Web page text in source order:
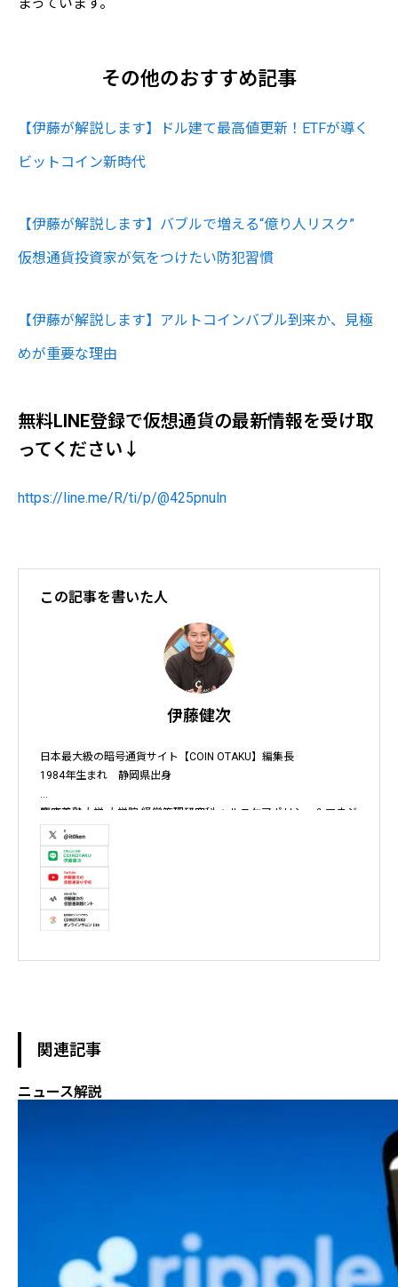
その他のおすすめ記事
【伊藤が解説します】ドル建て最高値更新！ETFが導く
ビットコイン新時代
【伊藤が解説します】バブルで増える“億り人リスク”
仮想通貨投資家が気をつけたい防犯習慣
【伊藤が解説します】アルトコインバブル到来か、見極
めが重要な理由
無料LINE登録で仮想通貨の最新情報を受け取
ってください↓
https://line.me/R/ti/p/@425pnuln
この記事を書いた人
伊藤健次
日本最大級の暗号通貨サイト【COIN OTAKU】編集長
1984年生まれ　静岡県出身
慶應義塾大学 大学院 経営管理研究科 ヘルスケアポリシー＆マネジ
メント集中コース終了
株式会社ソクラテス 代表取締役 / 国内企業暗号資産事業顧問 / 暗
号資産取引所アドバイザー / 暗号資産投資アナリスト / Fintechコ
ンサルタント / 暗号資産非公式アーティスト /YouTuber
テレビ東京WBS出演　テレビ東京モーニングサテライト出演
他各メディア取材、出演
関連記事
ニュース解説